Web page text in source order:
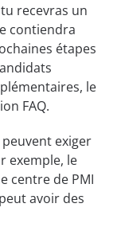
recevras un
contiendra
étapes
le
FAQ.
exiger
exemple, le
centre de PMI
avoir des